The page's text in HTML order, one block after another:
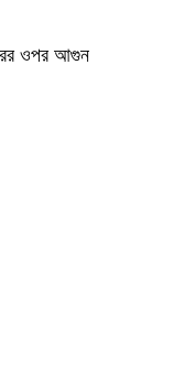
ওপর আগুন